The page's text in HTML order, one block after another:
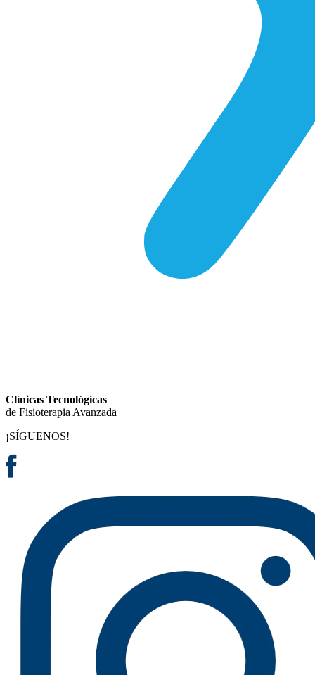
Clínicas Tecnológicas
de Fisioterapia Avanzada
¡SÍGUENOS!